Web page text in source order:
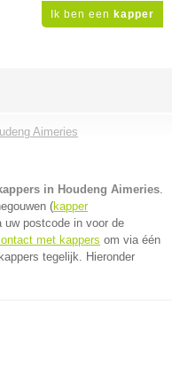
Ik ben een kapper
Aimeries
in Houdeng Aimeries.
(kapper
uw postcode in voor de
met kappers om via één
tegelijk. Hieronder